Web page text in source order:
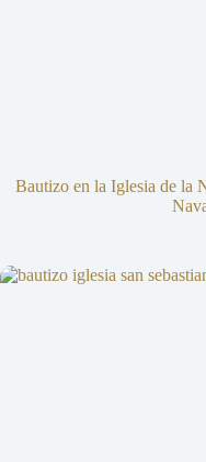
Bautizo en la Iglesia de la